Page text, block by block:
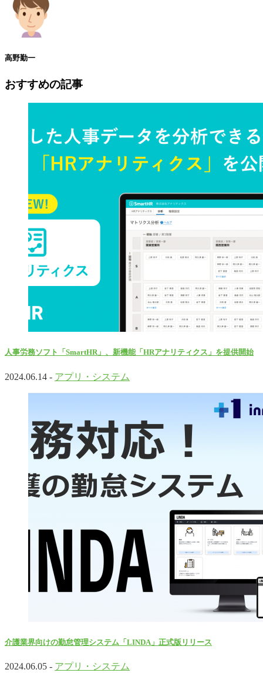
高野勤一
おすすめの記事
人事労務ソフト「SmartHR」、新機能「HRアナリティクス」を提供開始
2024.06.14 - アプリ・システム
介護業界向けの勤怠管理システム「LINDA」正式版リリース
2024.06.05 - アプリ・システム